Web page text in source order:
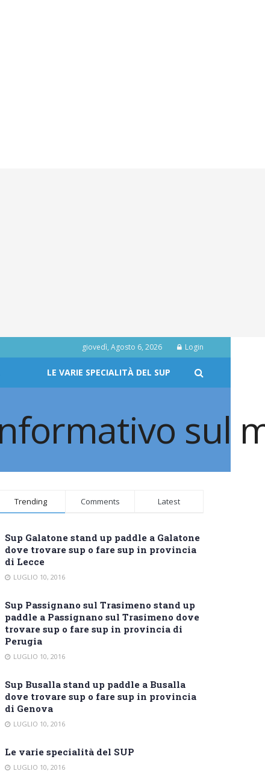
giovedì, Agosto 6, 2026 Login
LE VARIE SPECIALITÀ DEL SUP
Trending Comments Latest
Sup Galatone stand up paddle a Galatone
dove trovare sup o fare sup in provincia
di Lecce
LUGLIO 10, 2016
Sup Passignano sul Trasimeno stand up
paddle a Passignano sul Trasimeno dove
trovare sup o fare sup in provincia di
Perugia
LUGLIO 10, 2016
Sup Busalla stand up paddle a Busalla
dove trovare sup o fare sup in provincia
di Genova
LUGLIO 10, 2016
Le varie specialità del SUP
LUGLIO 10, 2016